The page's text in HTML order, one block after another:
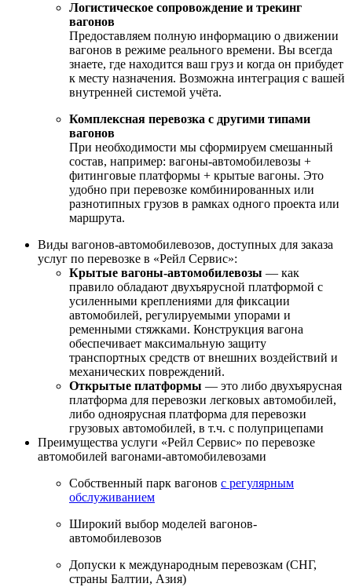
Логистическое сопровождение и трекинг
вагонов
Предоставляем полную информацию о движении
вагонов в режиме реального времени. Вы всегда
знаете, где находится ваш груз и когда он прибудет
к месту назначения. Возможна интеграция с вашей
внутренней системой учёта.
Комплексная перевозка с другими типами
вагонов
При необходимости мы сформируем смешанный
состав, например: вагоны-автомобилевозы +
фитинговые платформы + крытые вагоны. Это
удобно при перевозке комбинированных или
разнотипных грузов в рамках одного проекта или
маршрута.
Виды вагонов-автомобилевозов, доступных для заказа
услуг по перевозке в «Рейл Сервис»:
Крытые вагоны-автомобилевозы — как
правило обладают двухъярусной платформой с
усиленными креплениями для фиксации
автомобилей, регулируемыми упорами и
ременными стяжками. Конструкция вагона
обеспечивает максимальную защиту
транспортных средств от внешних воздействий и
механических повреждений.
Открытые платформы — это либо двухъярусная
платформа для перевозки легковых автомобилей,
либо одноярусная платформа для перевозки
грузовых автомобилей, в т.ч. с полуприцепами
Преимущества услуги «Рейл Сервис» по перевозке
автомобилей вагонами-автомобилевозами
Собственный парк вагонов с регулярным
обслуживанием
Широкий выбор моделей вагонов-
автомобилевозов
Допуски к международным перевозкам (СНГ,
страны Балтии, Азия)